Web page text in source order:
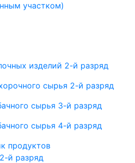
участком)
изделий 2-й разряд
сырья 2-й разряд
сырья 3-й разряд
сырья 4-й разряд
продуктов
й разряд